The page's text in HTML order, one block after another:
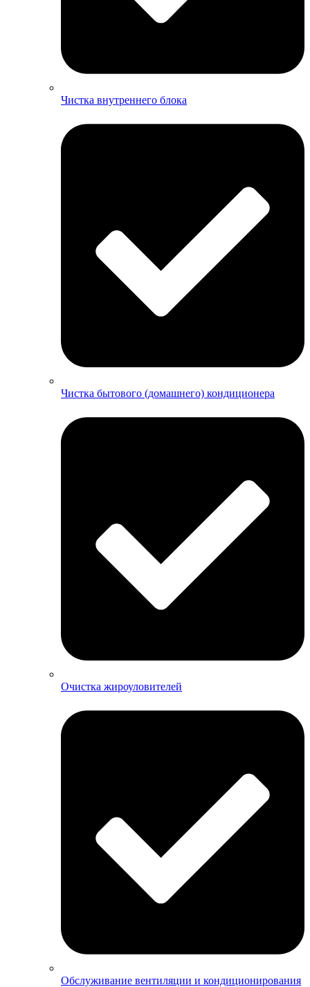
Чистка внутреннего блока
Чистка бытового (домашнего) кондиционера
Очистка жироуловителей
Обслуживание вентиляции и кондиционирования